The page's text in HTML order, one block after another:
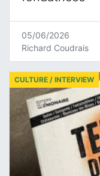
05/06/2026
Richard Coudrais
CULTURE / INTERVIEW